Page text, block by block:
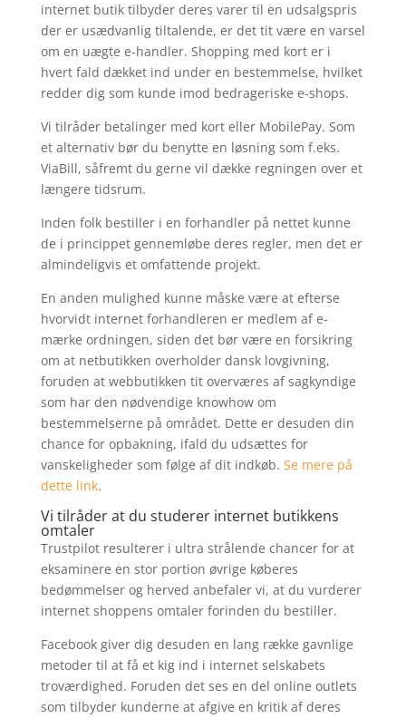
internet butik tilbyder deres varer til en udsalgspris
der er usædvanlig tiltalende, er det tit være en varsel
om en uægte e-handler. Shopping med kort er i
hvert fald dækket ind under en bestemmelse, hvilket
redder dig som kunde imod bedrageriske e-shops.
Vi tilråder betalinger med kort eller MobilePay. Som
et alternativ bør du benytte en løsning som f.eks.
ViaBill, såfremt du gerne vil dække regningen over et
længere tidsrum.
Inden folk bestiller i en forhandler på nettet kunne
de i princippet gennemløbe deres regler, men det er
almindeligvis et omfattende projekt.
En anden mulighed kunne måske være at efterse
hvorvidt internet forhandleren er medlem af e-
mærke ordningen, siden det bør være en forsikring
om at netbutikken overholder dansk lovgivning,
foruden at webbutikken tit overværes af sagkyndige
som har den nødvendige knowhow om
bestemmelserne på området. Dette er desuden din
chance for opbakning, ifald du udsættes for
vanskeligheder som følge af dit indkøb. Se mere på
dette link.
Vi tilråder at du studerer internet butikkens
omtaler
Trustpilot resulterer i ultra strålende chancer for at
eksaminere en stor portion øvrige køberes
bedømmelser og herved anbefaler vi, at du vurderer
internet shoppens omtaler forinden du bestiller.
Facebook giver dig desuden en lang række gavnlige
metoder til at få et kig ind i internet selskabets
troværdighed. Foruden det ses en del online outlets
som tilbyder kunderne at afgive en kritik af deres